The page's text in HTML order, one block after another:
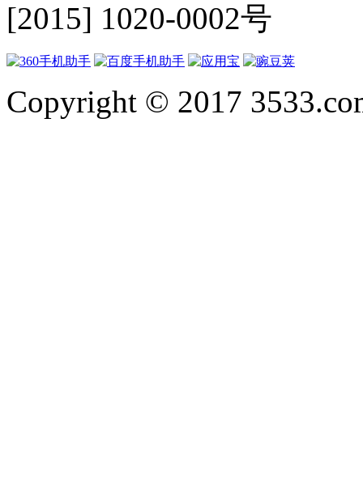
[2015] 1020-0002号
Copyright © 2017